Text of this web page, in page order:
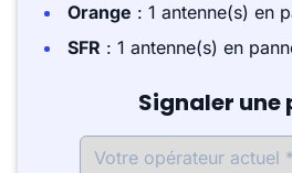
Orange : 1 antenne(s) en
SFR : 1 antenne(s) en
Signaler une